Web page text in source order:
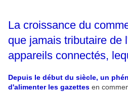
La croissance du
que jamais tributaire de
appareils connectés,
Depuis le début du siècle, un
d'alimenter les gazettes en